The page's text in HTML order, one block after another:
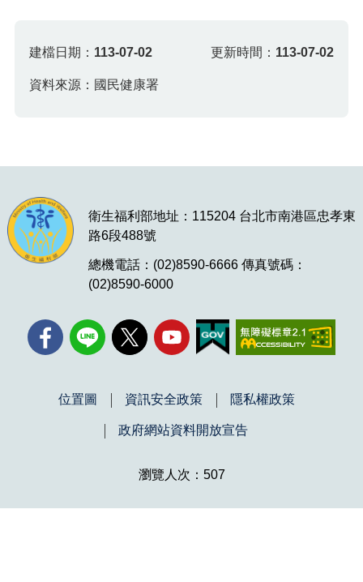
建檔日期： 113-07-02 更新時間： 113-07-02
資料來源：國民健康署
衛生福利部地址：115204 台北市南港區忠孝東
路6段488號
總機電話：(02)8590-6666 傳真號碼：
(02)8590-6000
位置圖 資訊安全政策 隱私權政策
政府網站資料開放宣告
瀏覽人次：507